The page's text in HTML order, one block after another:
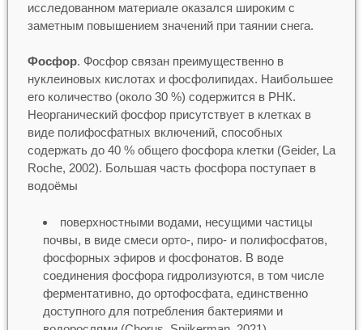
исследованном материале оказался широким с
заметным повышением значений при таянии снега.
Фосфор. Фосфор связан преимущественно в
нуклеиновых кислотах и фосфолипидах. Наибольшее
его количество (около 30 %) содержится в РНК.
Неорганический фосфор присутствует в клетках в
виде полифосфатных включений, способных
содержать до 40 % общего фосфора клетки (Geider, La
Roche, 2002). Большая часть фосфора поступает в
водоёмы
поверхностными водами, несущими частицы
почвы, в виде смеси орто-, пиро- и полифосфатов,
фосфорных эфиров и фосфонатов. В воде
соединения фосфора гидролизуются, в том числе
ферментативно, до ортофосфата, единственно
доступного для потребления бактериями и